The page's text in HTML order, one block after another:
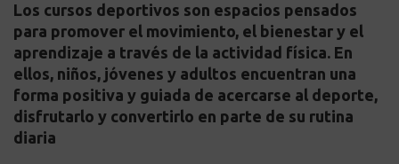
Los cursos deportivos son espacios pensados
para promover el movimiento, el bienestar y el
aprendizaje a través de la actividad física. En
ellos, niños, jóvenes y adultos encuentran una
forma positiva y guiada de acercarse al deporte,
disfrutarlo y convertirlo en parte de su rutina
diaria